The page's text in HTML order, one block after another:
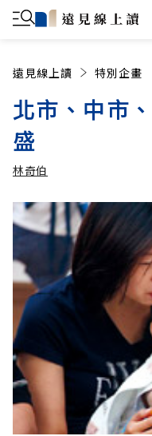
遠見線上讀 特別企畫
北市、中市
盛
林奇伯
林奇伯